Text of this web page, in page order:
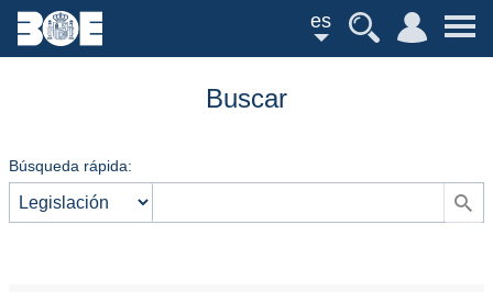
es
Buscar
Búsqueda rápida: